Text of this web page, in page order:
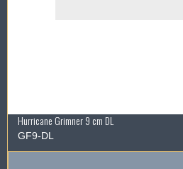
Hurricane Grimner 9 cm DL
GF9-DL